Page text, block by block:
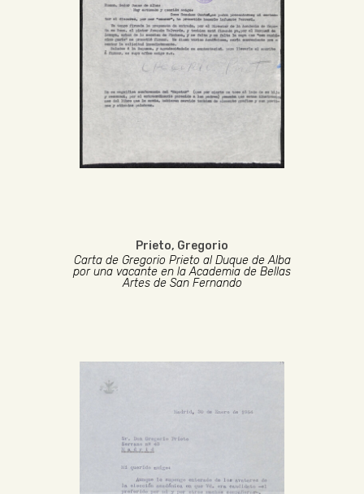
Prieto, Gregorio
Carta de Gregorio Prieto al Duque de Alba
por una vacante en la Academia de Bellas
Artes de San Fernando